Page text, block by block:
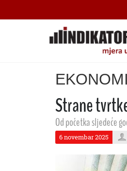
Strane
Od početka sljedeće
6 novembar 2025